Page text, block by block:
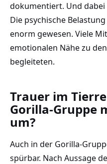
dokumentiert. Und dabei
Die psychische
enorm gewesen. Viele
emotionalen Nähe zu
begleiteten.
Trauer im
Gorilla-Gruppe
um?
Auch in der Gorilla-
spürbar. Nach Aussage